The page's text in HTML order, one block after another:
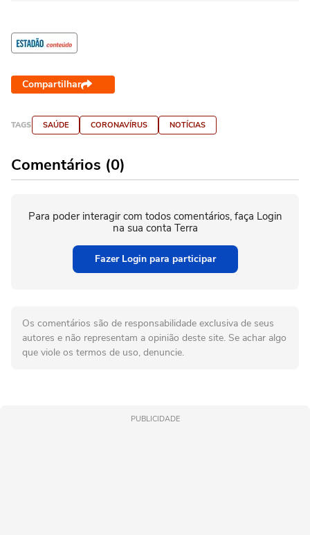
Compartilhar
TAGS SAÚDE CORONAVÍRUS NOTÍCIAS
Comentários (0)
Para poder interagir com todos comentários, faça Login
na sua conta Terra
Fazer Login para participar
Os comentários são de responsabilidade exclusiva de seus
autores e não representam a opinião deste site. Se achar algo
que viole os termos de uso, denuncie.
PUBLICIDADE